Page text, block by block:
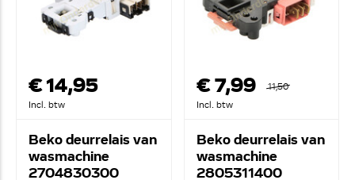
€ 14,95
Incl. btw
Beko deurrelais van
wasmachine
2704830300
€ 7,99
11,50
Incl. btw
Beko deurrelais van
wasmachine
2805311400